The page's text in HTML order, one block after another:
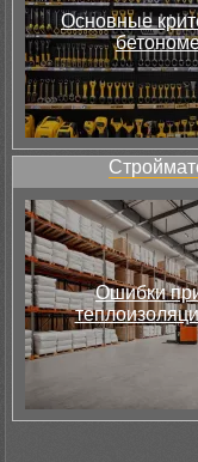
Основные
Ошибки